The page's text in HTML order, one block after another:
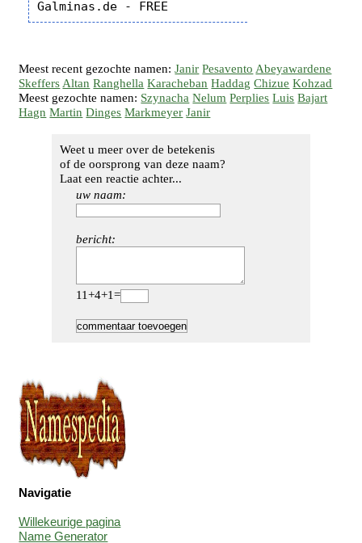
Meest recent gezochte namen:Janir Pesavento Abeyawardene
Skeffers Altan Ranghella Karacheban Haddag Chizue Kohzad
Meest gezochte namen: Szynacha Nelum Perplies Luis Bajart
Hagn Martin Dinges Markmeyer Janir
Weet u meer over de betekenis
of de oorsprong van deze naam?
Laat een reactie achter...
uw naam:
bericht:
11+4+1=
Navigatie
Willekeurige pagina
Name Generator